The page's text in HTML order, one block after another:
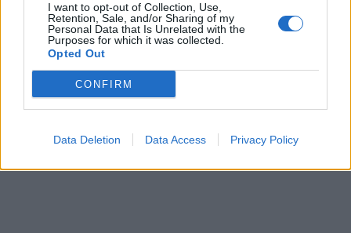
I want to opt-out of Collection, Use,
Retention, Sale, and/or Sharing of my
Personal Data that Is Unrelated with the
Purposes for which it was collected.
Opted Out
CONFIRM
Data Deletion Data Access Privacy Policy